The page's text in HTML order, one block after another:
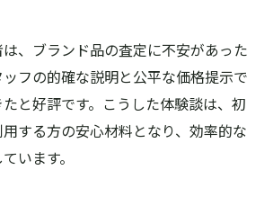
、ブランド品の査定に不安があった
フの的確な説明と公平な価格提示で
と好評です。こうした体験談は、初
する方の安心材料となり、効率的な
います。